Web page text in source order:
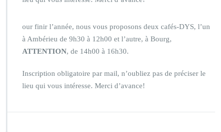
our finir l’année, nous vous proposons deux cafés-DYS, l’un
à Ambérieu de 9h30 à 12h00 et l’autre, à Bourg,
ATTENTION, de 14h00 à 16h30.
Inscription obligatoire par mail, n’oubliez pas de préciser le
lieu qui vous intéresse. Merci d’avance!